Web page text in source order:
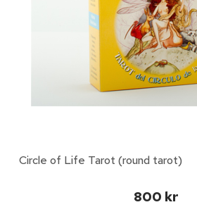
Circle of Life Tarot (round tarot)
800 kr